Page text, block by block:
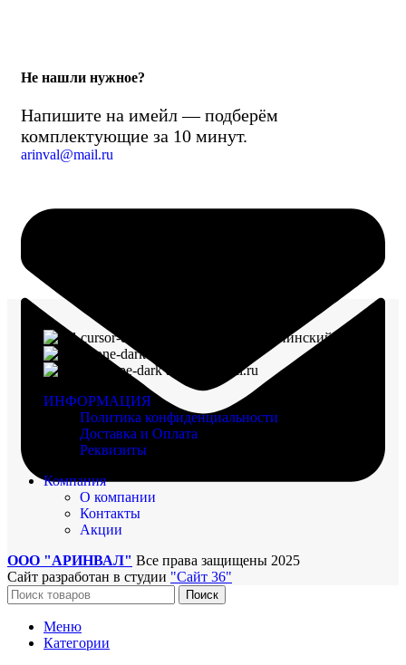
Не нашли нужное?
Напишите на имейл — подберём
комплектующие за 10 минут.
arinval@mail.ru
г. Воронеж, пр-кт Ленинский, д. 221
arinval@mail.ru
ИНФОРМАЦИЯ
Политика конфиденциальности
Доставка и Оплата
Реквизиты
Компания
О компании
Контакты
Акции
ООО "АРИНВАЛ" Все права защищены 2025
Сайт разработан в студии "Сайт 36"
Поиск
Меню
Категории